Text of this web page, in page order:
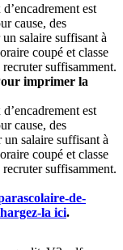
est
cause, des
salaire suffisant à
coupé et classe
suffisamment.
imprimer la
est
cause, des
salaire suffisant à
coupé et classe
suffisamment.
de-
la ici.